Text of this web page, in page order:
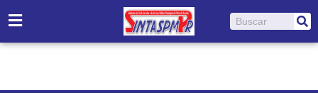
para
o
Pesquisar